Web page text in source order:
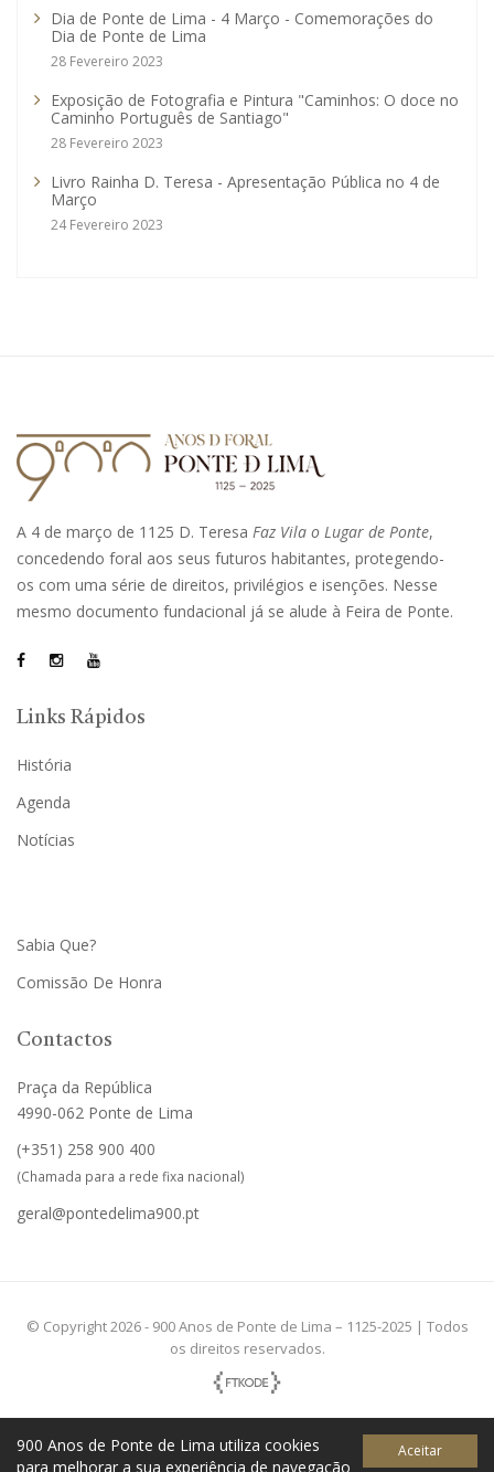
Dia de Ponte de Lima - 4 Março - Comemorações do
Dia de Ponte de Lima
28 Fevereiro 2023
Exposição de Fotografia e Pintura "Caminhos: O doce no
Caminho Português de Santiago"
28 Fevereiro 2023
Livro Rainha D. Teresa - Apresentação Pública no 4 de
Março
24 Fevereiro 2023
A 4 de março de 1125 D. Teresa Faz Vila o Lugar de Ponte,
concedendo foral aos seus futuros habitantes, protegendo-
os com uma série de direitos, privilégios e isenções. Nesse
mesmo documento fundacional já se alude à Feira de Ponte.
Links Rápidos
História
Agenda
Notícias
Sabia Que?
Comissão De Honra
Contactos
Praça da República
4990-062 Ponte de Lima
(+351) 258 900 400
(Chamada para a rede fixa nacional)
geral@pontedelima900.pt
© Copyright 2026 - 900 Anos de Ponte de Lima – 1125-2025 | Todos
os direitos reservados.
900 Anos de Ponte de Lima utiliza cookies
para melhorar a sua experiência de navegação
Aceitar